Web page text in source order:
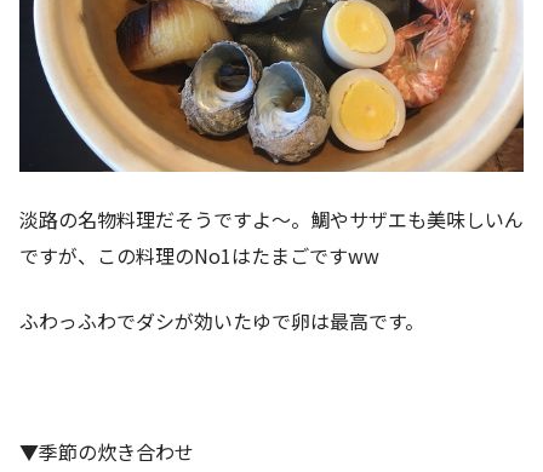
淡路の名物料理だそうですよ～。鯛やサザエも美味しいん
ですが、この料理のNo1はたまごですww
ふわっふわでダシが効いたゆで卵は最高です。
▼季節の炊き合わせ